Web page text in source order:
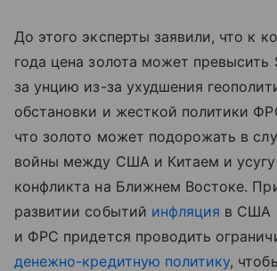
До этого эксперты заявили, что к
года цена золота может превысить
за унцию из-за ухудшения
обстановки и жесткой политики
что золото может подорожать в
войны между США и Китаем и
конфликта на Ближнем Востоке.
развитии событий инфляция в США
и ФРС придется проводить
денежно-кредитную политику,